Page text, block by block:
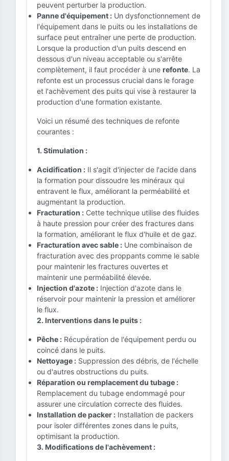
peuvent perturber la production.
Panne d'équipement : Un dysfonctionnement de
l'équipement dans le puits ou les installations de
surface peut entraîner une perte de production.
Lorsque la production d'un puits descend en
dessous d'un niveau acceptable ou s'arrête
complètement, il faut procéder à une refonte. La
refonte est un processus crucial dans le forage
et l'achèvement des puits qui vise à restaurer la
production d'une formation existante.
Voici un résumé des techniques de refonte
courantes :
1. Stimulation :
Acidification : Il s'agit d'injecter de l'acide dans
la formation pour dissoudre les minéraux qui
entravent le flux, améliorant la perméabilité et
augmentant la production.
Fracturation : Cette technique utilise des fluides
à haute pression pour créer des fractures dans
la formation, améliorant le flux d'huile et de gaz.
Fracturation avec sable : Une combinaison de
fracturation avec des proppants comme le sable
pour maintenir les fractures ouvertes et
maintenir une perméabilité élevée.
Injection d'azote : Injection d'azote dans le
réservoir pour maintenir la pression et améliorer
le flux.
2. Interventions dans le puits :
Pêche : Récupération de l'équipement perdu ou
coincé dans le puits.
Nettoyage : Suppression des débris, de l'échelle
ou d'autres obstructions du puits.
Réparation ou remplacement du tubage :
Remplacement du tubage endommagé pour
assurer une circulation correcte des fluides.
Installation de packer : Installation de packers
pour isoler différentes zones dans le puits,
optimisant la production.
3. Modifications de l'achèvement :